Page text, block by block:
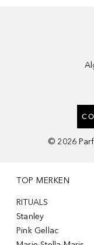
© 2026
TOP MERKEN
RITUALS
Stanley
Pink Gellac